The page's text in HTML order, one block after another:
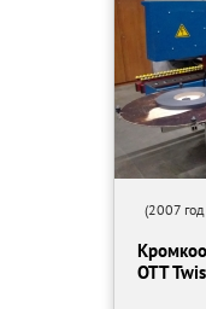
(2007
OTT